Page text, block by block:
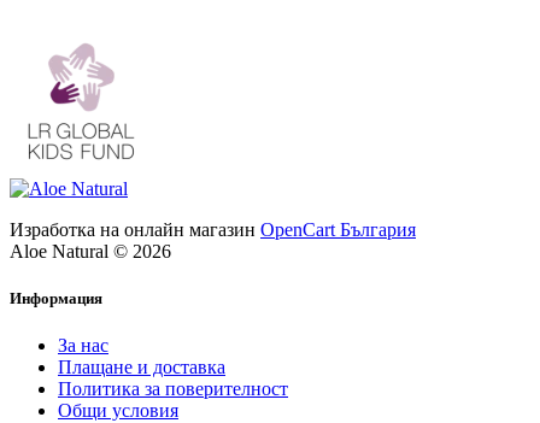
Изработка на онлайн магазин OpenCart България
Aloe Natural © 2026
Информация
За нас
Плащане и доставка
Политика за поверителност
Общи условия